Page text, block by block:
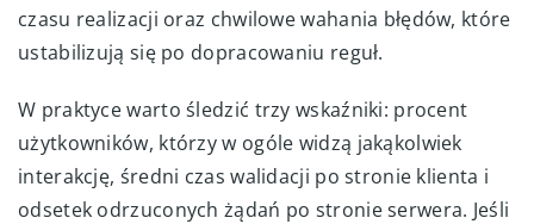
czasu realizacji oraz chwilowe wahania błędów, które
ustabilizują się po dopracowaniu reguł.
W praktyce warto śledzić trzy wskaźniki: procent
użytkowników, którzy w ogóle widzą jakąkolwiek
interakcję, średni czas walidacji po stronie klienta i
odsetek odrzuconych żądań po stronie serwera. Jeśli